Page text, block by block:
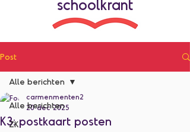
schoolkrant
Post
Alle berichten
ZK
Alle berichten
K3: postkaart posten
carmenmenten2
20 dec 2025